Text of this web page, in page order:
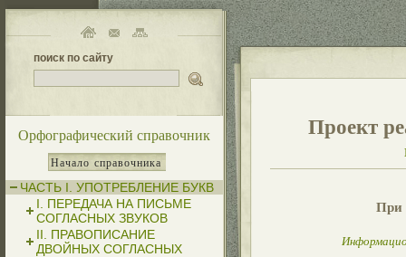
поиск по сайту
Орфографический справочник
Начало справочника
ЧАСТЬ I. УПОТРЕБЛЕНИЕ БУКВ
I. ПЕРЕДАЧА НА ПИСЬМЕ
СОГЛАСНЫХ ЗВУКОВ
II. ПРАВОПИСАНИЕ
ДВОЙНЫХ СОГЛАСНЫХ
Проект
При